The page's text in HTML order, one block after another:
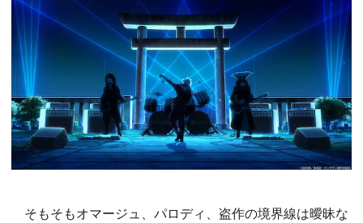
そもそもオマージュ、パロディ、盗作の境界線は曖昧な